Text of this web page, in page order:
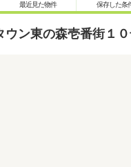
最近見た物件 保存した条
ウン東の森壱番街１